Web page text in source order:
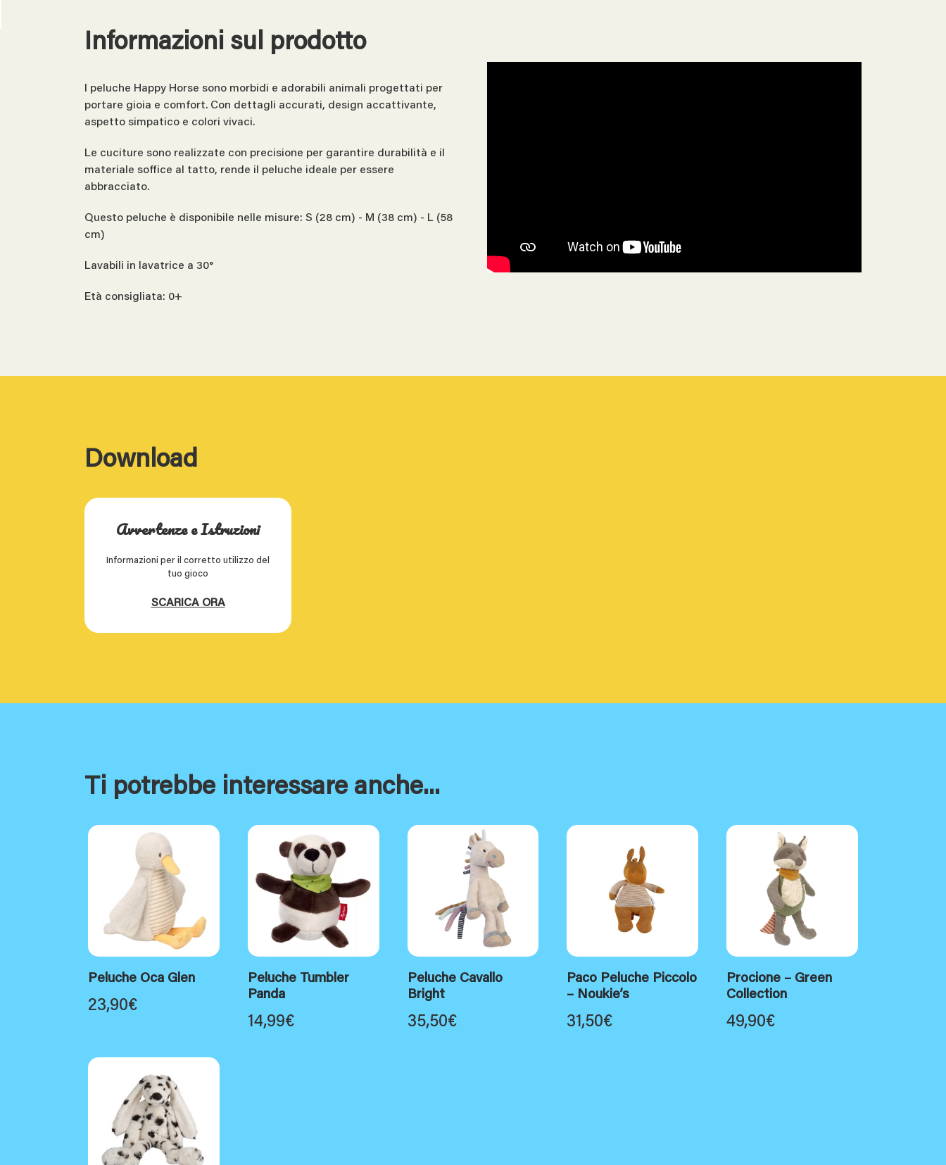
Informazioni sul prodotto
I peluche Happy Horse sono morbidi e adorabili animali progettati per
portare gioia e comfort. Con dettagli accurati, design accattivante,
aspetto simpatico e colori vivaci.
Le cuciture sono realizzate con precisione per garantire durabilità e il
materiale soffice al tatto, rende il peluche ideale per essere
abbracciato.
Questo peluche è disponibile nelle misure: S (28 cm) - M (38 cm) - L (58
cm)
Lavabili in lavatrice a 30°
Età consigliata: 0+
Download
Avvertenze e Istruzioni
Informazioni per il corretto utilizzo del
tuo gioco
SCARICA ORA
Ti potrebbe interessare anche...
Peluche Oca Glen
23,90€
Peluche Tumbler
Panda
14,99€
Peluche Cavallo
Bright
35,50€
Paco Peluche Piccolo
– Noukie’s
31,50€
Procione – Green
Collection
49,90€